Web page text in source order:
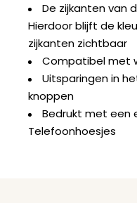
De zijkanten van
Hierdoor blijft de
zijkanten zichtbaar
Compatibel met
Uitsparingen in
knoppen
Bedrukt met een
Telefoonhoesjes